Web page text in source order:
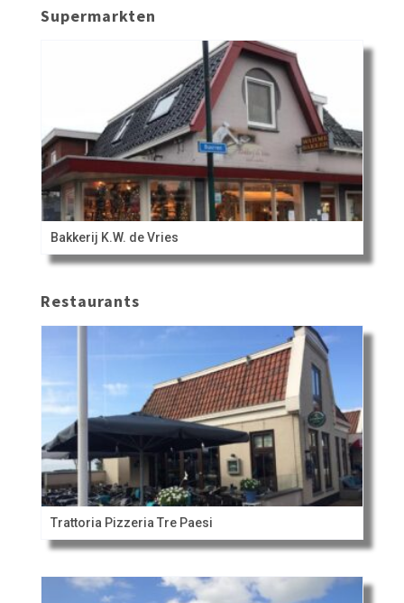
Supermarkten
Bakkerij K.W. de Vries
Restaurants
Trattoria Pizzeria Tre Paesi